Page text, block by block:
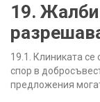
19.
19.1. Клиниката
спор в
предложения